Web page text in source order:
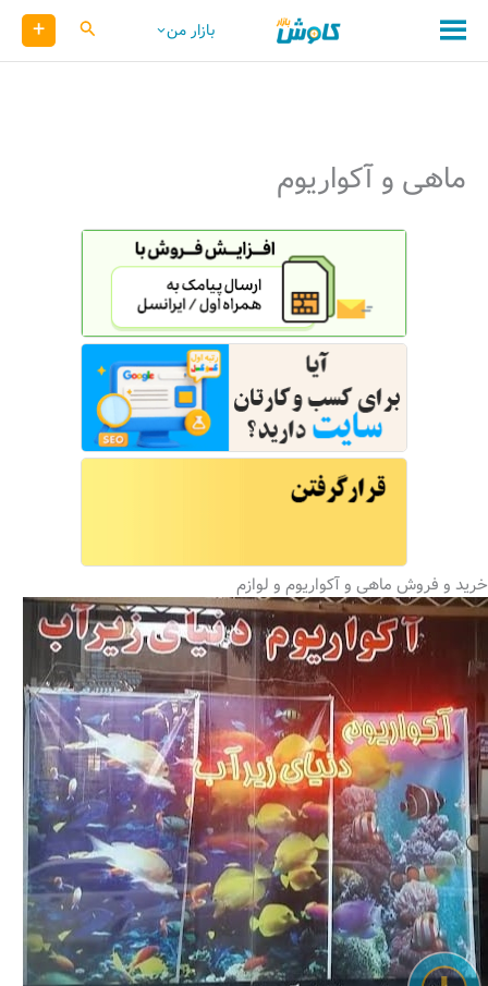
محتوا
بازار من کاوش +
ماهی و آکواریوم
خرید و فروش ماهی و آکواریوم و لوازم